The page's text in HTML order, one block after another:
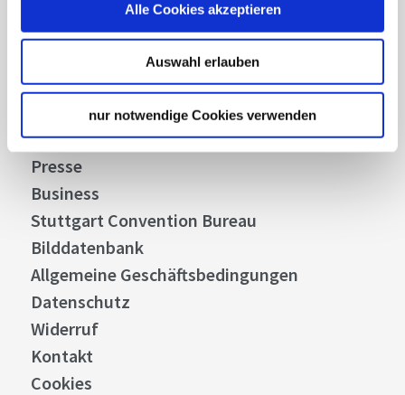
Alle Cookies akzeptieren
Auswahl erlauben
nur notwendige Cookies verwenden
Abonnieren
Über uns
Stellenangebote
Presse
Business
Stuttgart Convention Bureau
Bilddatenbank
Allgemeine Geschäftsbedingungen
Datenschutz
Widerruf
Kontakt
Cookies